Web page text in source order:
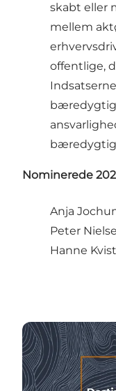
skabt eller
mellem
offentlige,
Nominerede
Anja
Peter
Hanne